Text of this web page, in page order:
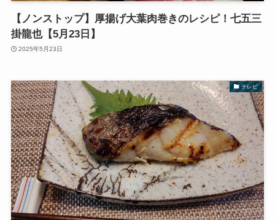
【ノンストップ】厚揚げ大葉肉巻きのレシピ！七五三
掛龍也【5月23日】
2025年5月23日
テレビ